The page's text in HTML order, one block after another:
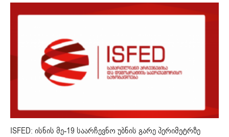
ISFED: ისნის მე-19 საარჩევნო უბნის გარე პერიმეტრზე